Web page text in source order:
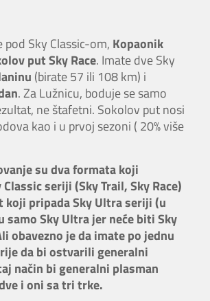
Sky Classic-om, Kopaonik
put Sky Race. Imate dve Sky
(birate 57 ili 108 km) i
. Za Lužnicu, boduje se samo
ne štafetni. Sokolov put nosi
kao i u prvoj sezoni ( 20% više
su dva formata koji
seriji (Sky Trail, Sky Race)
koji pripada Sky Ultra seriji (u
samo Sky Ultra jer neće biti Sky
obavezno je da imate po jednu
da bi ostvarili generalni
način bi generalni plasman
i oni sa tri trke.